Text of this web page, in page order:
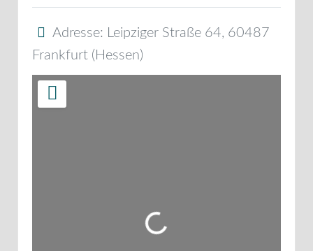
Adresse: Leipziger Straße 64, 60487
Frankfurt ( Hessen)
Wird geladen …